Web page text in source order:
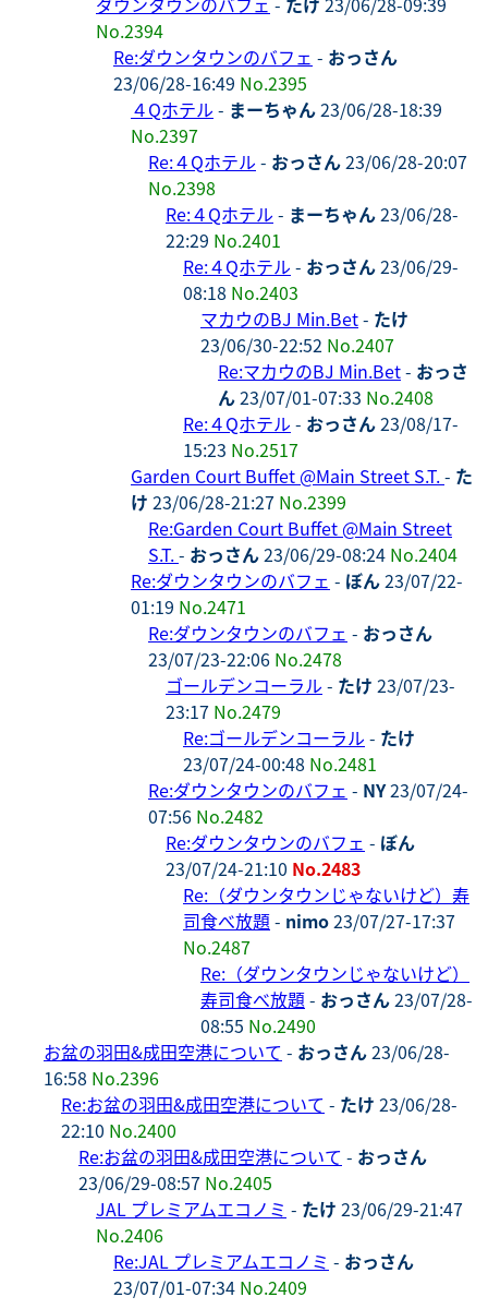
No.2394
Re:ダウンタウンのバフェ - おっさん
23/06/28-16:49 No.2395
４Qホテル - まーちゃん23/06/28-18:39
No.2397
Re:４Qホテル - おっさん23/06/28-20:07
No.2398
Re:４Qホテル - まーちゃん23/06/28-
22:29 No.2401
Re:４Qホテル - おっさん23/06/29-
08:18 No.2403
マカウのBJ Min.Bet- たけ
23/06/30-22:52 No.2407
Re:マカウのBJ Min.Bet- おっさ
ん23/07/01-07:33 No.2408
Re:４Qホテル - おっさん23/08/17-
15:23 No.2517
Garden Court Buffet @Main Street S.T.- た
け 23/06/28-21:27 No.2399
Re:Garden Court Buffet @Main Street
S.T.- おっさん23/06/29-08:24 No.2404
Re:ダウンタウンのバフェ - ぼん23/07/22-
01:19 No.2471
Re:ダウンタウンのバフェ - おっさん
23/07/23-22:06 No.2478
ゴールデンコーラル - たけ 23/07/23-
23:17 No.2479
Re:ゴールデンコーラル - たけ
23/07/24-00:48 No.2481
Re:ダウンタウンのバフェ - NY23/07/24-
07:56 No.2482
Re:ダウンタウンのバフェ - ぼん
23/07/24-21:10 No.2483
Re:（ダウンタウンじゃないけど）寿
司食べ放題- nimo23/07/27-17:37
No.2487
Re:（ダウンタウンじゃないけど）
寿司食べ放題- おっさん23/07/28-
08:55 No.2490
お盆の羽田&成田空港について - おっさん23/06/28-
16:58 No.2396
Re:お盆の羽田&成田空港について - たけ 23/06/28-
22:10 No.2400
Re:お盆の羽田&成田空港について - おっさん
23/06/29-08:57 No.2405
JAL プレミアムエコノミ - たけ 23/06/29-21:47
No.2406
Re:JAL プレミアムエコノミ - おっさん
23/07/01-07:34 No.2409